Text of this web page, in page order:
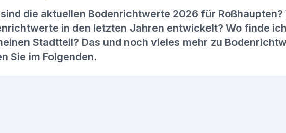
die aktuellen Bodenrichtwerte 2026 für Roßhaupten?
in den letzten Jahren entwickelt? Wo finde
Stadtteil? Das und noch vieles mehr zu
Sie im Folgenden.